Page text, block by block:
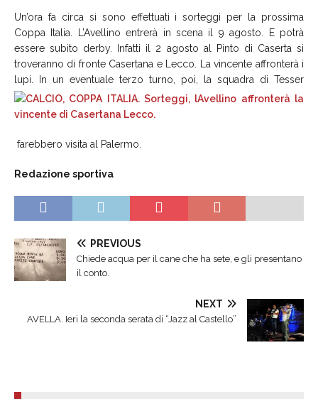
Un’ora fa circa si sono effettuati i sorteggi per la prossima
Coppa Italia. L’Avellino entrerà in scena il 9 agosto. E potrà
essere subito derby. Infatti il 2 agosto al Pinto di Caserta si
troveranno di fronte Casertana e Lecco. La vincente affronterà i
lupi. In un eventuale terzo turno, poi, la squadra di Tesser
farebbero visita al Palermo.
Redazione sportiva
PREVIOUS
Chiede acqua per il cane che ha sete, e gli presentano
il conto.
NEXT
AVELLA. Ieri la seconda serata di “Jazz al Castello”